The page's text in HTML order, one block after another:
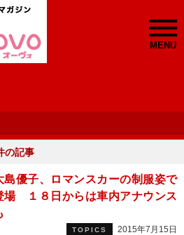
MENU
の記事
島優子、ロマンスカーの制服姿で
場 １８日からは車内アナウンス
TOPICS 2015年7月15日